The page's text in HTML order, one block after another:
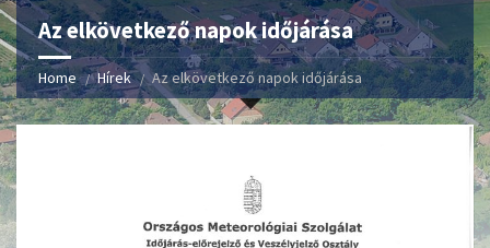
Az elkövetkező napok időjárása
Home Hírek Az elkövetkező napok időjárása